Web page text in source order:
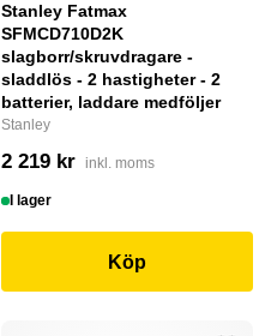
Stanley Fatmax
SFMCD710D2K
slagborr/skruvdragare -
sladdlös - 2 hastigheter - 2
batterier, laddare medföljer
Stanley
2 219 kr inkl. moms
I lager
Köp